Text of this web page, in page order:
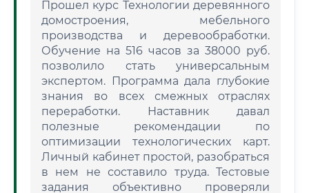
Прошел курс Технологии деревянного
домостроения, мебельного
производства и деревообработки.
Обучение на 516 часов за 38000 руб.
позволило стать универсальным
экспертом. Программа дала глубокие
знания во всех смежных отраслях
переработки. Наставник давал
полезные рекомендации по
оптимизации технологических карт.
Личный кабинет простой, разобраться
в нем не составило труда. Тестовые
задания объективно проверяли